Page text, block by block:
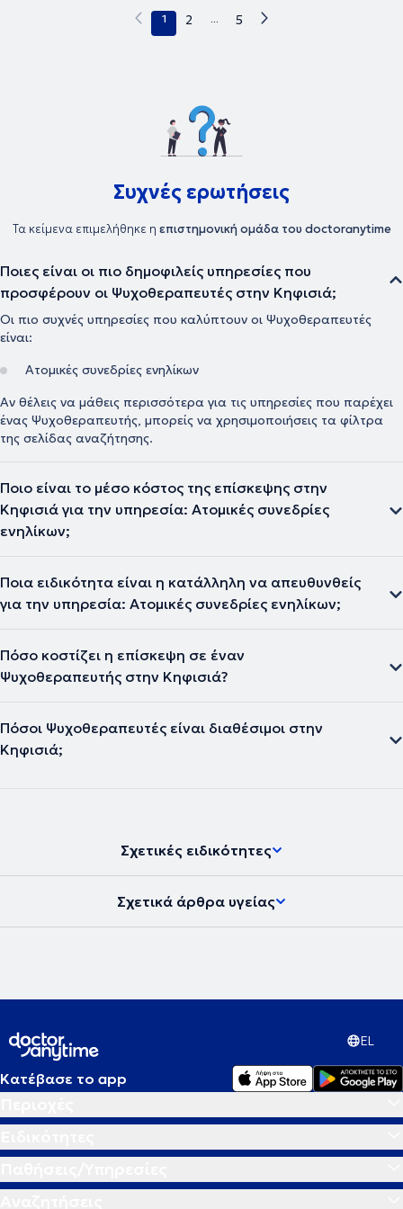
1 2 ... 5
Συχνές ερωτήσεις
Τα κείμενα επιμελήθηκε η επιστημονική ομάδα του doctoranytime
Ποιες είναι οι πιο δημοφιλείς υπηρεσίες που
προσφέρουν οι Ψυχοθεραπευτές στην Κηφισιά;
Οι πιο συχνές υπηρεσίες που καλύπτουν οι Ψυχοθεραπευτές
είναι:
Ατομικές συνεδρίες ενηλίκων
Αν θέλεις να μάθεις περισσότερα για τις υπηρεσίες που παρέχει
ένας Ψυχοθεραπευτής, μπορείς να χρησιμοποιήσεις τα φίλτρα
της σελίδας αναζήτησης.
Ποιο είναι το μέσο κόστος της επίσκεψης στην
Κηφισιά για την υπηρεσία: Ατομικές συνεδρίες
ενηλίκων;
Ποια ειδικότητα είναι η κατάλληλη να απευθυνθείς
για την υπηρεσία: Ατομικές συνεδρίες ενηλίκων;
Πόσο κοστίζει η επίσκεψη σε έναν
Ψυχοθεραπευτής στην Κηφισιά?
Πόσοι Ψυχοθεραπευτές είναι διαθέσιμοι στην
Κηφισιά;
Σχετικές ειδικότητες
Σχετικά άρθρα υγείας
EL
Κατέβασε το app